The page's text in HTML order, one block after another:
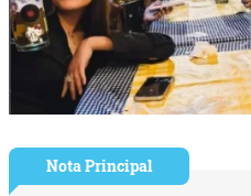
Nota Principal